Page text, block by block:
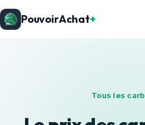
PouvoirAchat+
Tous les